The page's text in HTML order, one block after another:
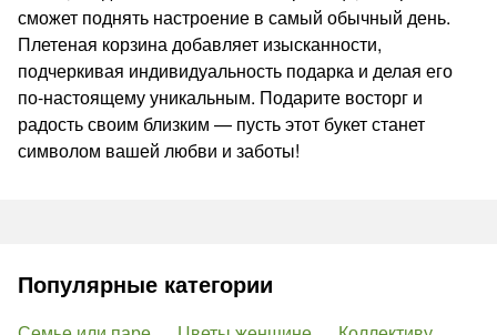
сможет поднять настроение в самый обычный день.
Плетеная корзина добавляет изысканности,
подчеркивая индивидуальность подарка и делая его
по-настоящему уникальным. Подарите восторг и
радость своим близким — пусть этот букет станет
символом вашей любви и заботы!
Популярные категории